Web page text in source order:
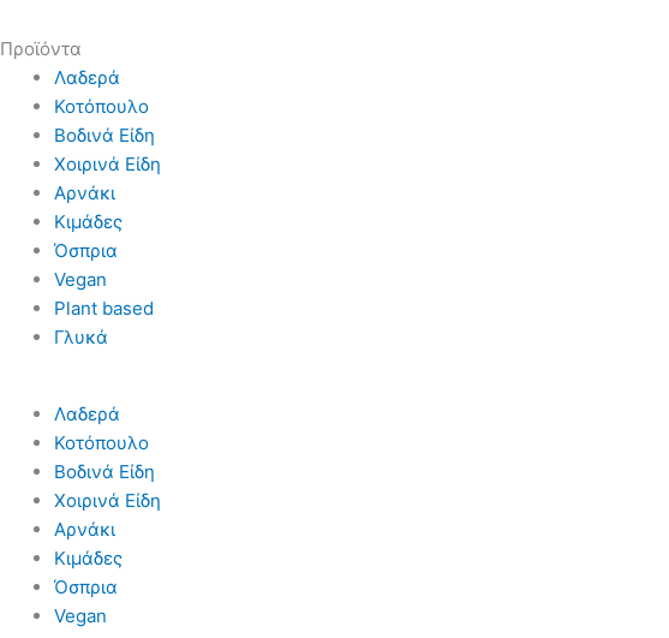
Προϊόντα
Λαδερά
Κοτόπουλο
Βοδινά Είδη
Χοιρινά Είδη
Aρνάκι
Κιμάδες
Όσπρια
Vegan
Plant based
Γλυκά
Λαδερά
Κοτόπουλο
Βοδινά Είδη
Χοιρινά Είδη
Aρνάκι
Κιμάδες
Όσπρια
Vegan